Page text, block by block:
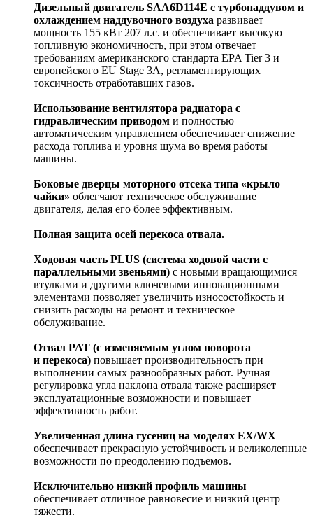
Дизельный двигатель SAA6D114E с турбонаддувом и
охлаждением наддувочного воздуха развивает
мощность 155 кВт 207 л.с. и обеспечивает высокую
топливную экономичность, при этом отвечает
требованиям американского стандарта EPA Tier 3 и
европейского EU Stage 3A, регламентирующих
токсичность отработавших газов.
Использование вентилятора радиатора с
гидравлическим приводом и полностью
автоматическим управлением обеспечивает снижение
расхода топлива и уровня шума во время работы
машины.
Боковые дверцы моторного отсека типа «крыло
чайки» облегчают техническое обслуживание
двигателя, делая его более эффективным.
Полная защита осей перекоса отвала.
Ходовая часть PLUS (система ходовой части с
параллельными звеньями) с новыми вращающимися
втулками и другими ключевыми инновационными
элементами позволяет увеличить износостойкость и
снизить расходы на ремонт и техническое
обслуживание.
Отвал PAT (с изменяемым углом поворота
и перекоса) повышает производительность при
выполнении самых разнообразных работ. Ручная
регулировка угла наклона отвала также расширяет
эксплуатационные возможности и повышает
эффективность работ.
Увеличенная длина гусениц на моделях EX/WX
обеспечивает прекрасную устойчивость и великолепные
возможности по преодолению подъемов.
Исключительно низкий профиль машины
обеспечивает отличное равновесие и низкий центр
тяжести.